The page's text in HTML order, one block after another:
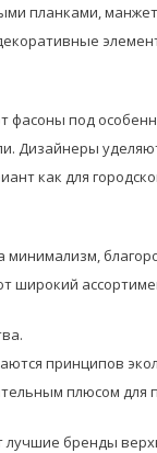
планками,
под
Дизайнеры
как для
широкий
принципов
плюсом
бренды